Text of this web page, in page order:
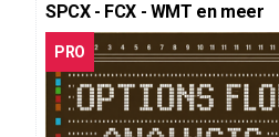
SPCX - FCX - WMT en meer
PRO